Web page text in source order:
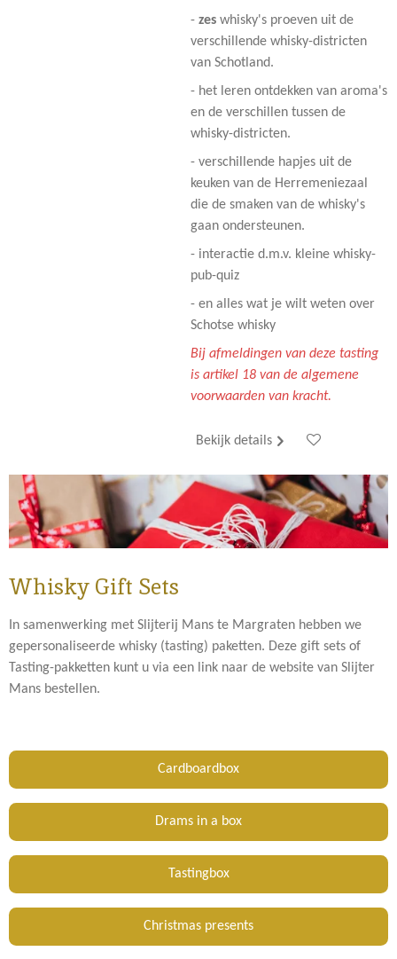
- zeswhisky's proeven uit de
verschillende whisky-districten
van Schotland.
- het leren ontdekken van aroma's
en de verschillen tussen de
whisky-districten.
- verschillende hapjes uit de
keuken van de Herremeniezaal
die de smaken van de whisky's
gaan ondersteunen.
- interactie d.m.v. kleine whisky-
pub-quiz
- en alles wat je wilt weten over
Schotse whisky
Bij afmeldingen van deze tasting
is artikel 18 van de algemene
voorwaarden van kracht.
Bekijk details
Whisky Gift Sets
In samenwerking met Slijterij Mans te Margraten hebben we
gepersonaliseerde whisky (tasting) paketten. Deze gift sets of
Tasting-pakketten kunt u via een link naar de website van Slijter
Mans bestellen.
Cardboardbox
Drams in a box
Tastingbox
Christmas presents